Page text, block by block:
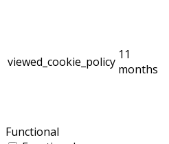
viewed_cookie_policy 11
months
Functional